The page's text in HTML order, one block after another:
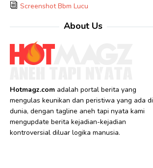
Screenshot Bbm Lucu
About Us
Hotmagz.comadalah portal berita yang
mengulas keunikan dan peristiwa yang ada di
dunia, dengan tagline aneh tapi nyata kami
mengupdate berita kejadian-kejadian
kontroversial diluar logika manusia.